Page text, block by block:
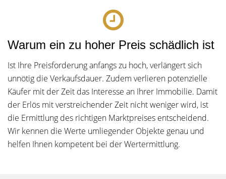
Warum ein zu hoher Preis schädlich ist
Ist Ihre Preisforderung anfangs zu hoch, verlängert sich
unnötig die Verkaufsdauer. Zudem verlieren potenzielle
Käufer mit der Zeit das Interesse an Ihrer Immobilie. Damit
der Erlös mit verstreichender Zeit nicht weniger wird, ist
die Ermittlung des richtigen Marktpreises entscheidend.
Wir kennen die Werte umliegender Objekte genau und
helfen Ihnen kompetent bei der Wertermittlung.